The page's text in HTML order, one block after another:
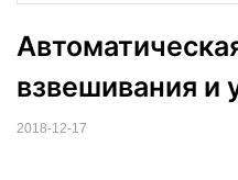
взвешивания и
2018-12-17